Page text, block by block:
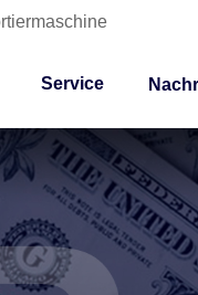
Service